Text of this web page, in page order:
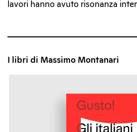
lavori hanno avuto risonanza
I libri di Massimo Montanari